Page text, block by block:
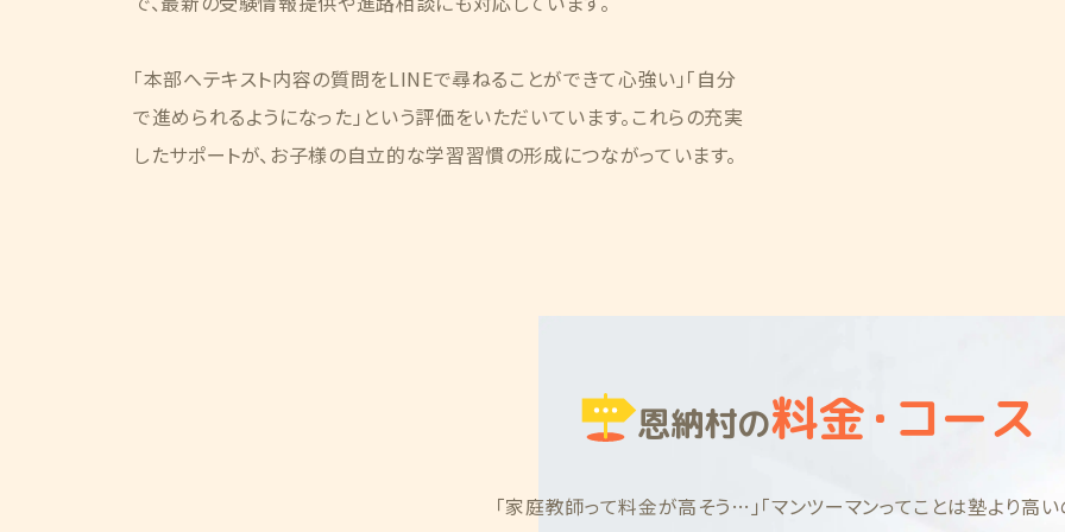
「本部へテキスト内容の質問をLINEで尋ねることができて心強い」「自分
で進められるようになった」という評価をいただいています。これらの充実
したサポートが、お子様の自立的な学習習慣の形成につながっています。
恩納村の料金・コース
「家庭教師って料金が高そう…」 「マンツーマンってことは塾より高い